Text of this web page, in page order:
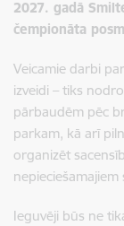
2027. gadā
čempionāta
Veicamie darbi
izveidi – tiks
pārbaudēm pēc
parkam, kā arī
organizēt
Ieguvēji būs ne